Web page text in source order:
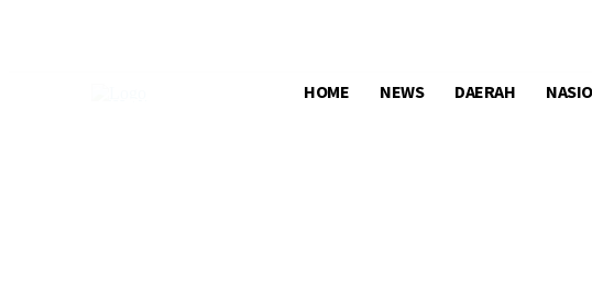
DAERAH NASIONAL
HOME NEWS DAERAH